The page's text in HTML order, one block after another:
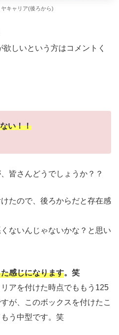
キャリア(後ろから)
しいという方はコメントく
い！！
皆さんどうでしょうか？？
たので、後ろからだと存在感
ないんじゃないかな？と思い
感じになります。笑
アを付けた時点でももう125
が、このボックスを付けたこ
う中型です。笑